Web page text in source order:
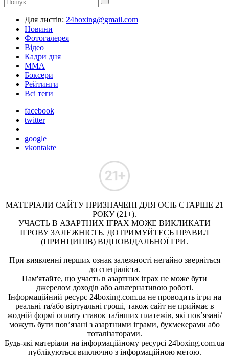
Для листів: 24boxing@gmail.com
Новини
Фотогалерея
Відео
Кадри дня
ММА
Боксери
Рейтинги
Всі теги
facebook
twitter
google
vkontakte
МАТЕРІАЛИ САЙТУ ПРИЗНАЧЕНІ ДЛЯ ОСІБ СТАРШЕ 21
РОКУ (21+).
УЧАСТЬ В АЗАРТНИХ ІГРАХ МОЖЕ ВИКЛИКАТИ
ІГРОВУ ЗАЛЕЖНІСТЬ. ДОТРИМУЙТЕСЬ ПРАВИЛ
(ПРИНЦИПІВ) ВІДПОВІДАЛЬНОЇ ГРИ.
При виявленні перших ознак залежності негайно зверніться
до спеціаліста.
Пам'ятайте, що участь в азартних іграх не може бути
джерелом доходів або альтернативою роботі.
Інформаційний ресурс 24boxing.com.ua не проводить ігри на
реальні та/або віртуальні гроші, також сайт не приймає в
жодній формі оплату ставок та/інших платежів, які пов’язані/
можуть бути пов’язані з азартними іграми, букмекерами або
тоталізаторами.
Будь-які матеріали на інформаційному ресурсі 24boxing.com.ua
публікуються виключно з інформаційною метою.